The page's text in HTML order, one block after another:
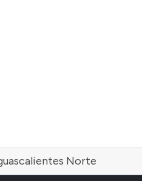
Norte